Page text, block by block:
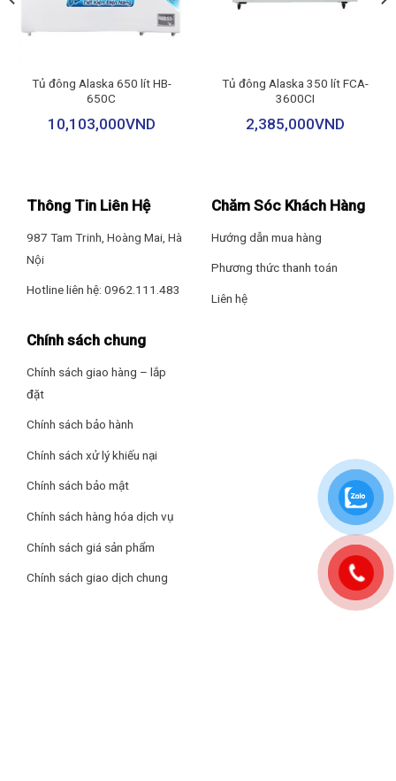
Điều này cho phép nước được dẫn ra ngoài một cách thuận tiện
và giúp giữ cho bên trong tủ luôn khô ráo và sạch sẽ.
chuyển được tích hợp trên tủ. Điều này giúp bạn dễ dàng di
bảo trì.
Tủ Đông Alaska Inverter 518 Lít HB-650CI có bánh xe đẩy tiện
lợi
Dung tích sử dụng lên đến 518 lít, tủ đông này cung cấp không
Tủ đông Alaska 650 lít HB-
650C
10,103,000VND
Tủ đông Alaska 350 lít FCA-
3600CI
2,385,000VND
Thông Tin Liên Hệ
987 Tam Trinh, Hoàng Mai, Hà
Nội
Hotline liên hệ: 0962.111.483
Chăm Sóc Khách Hàng
Hướng dẫn mua hàng
Phương thức thanh toán
Liên hệ
Chính sách chung
Chính sách giao hàng – lắp
đặt
Chính sách bảo hành
Chính sách xử lý khiếu nại
Chính sách bảo mật
Chính sách hàng hóa dịch vụ
Chính sách giá sản phẩm
Chính sách giao dịch chung